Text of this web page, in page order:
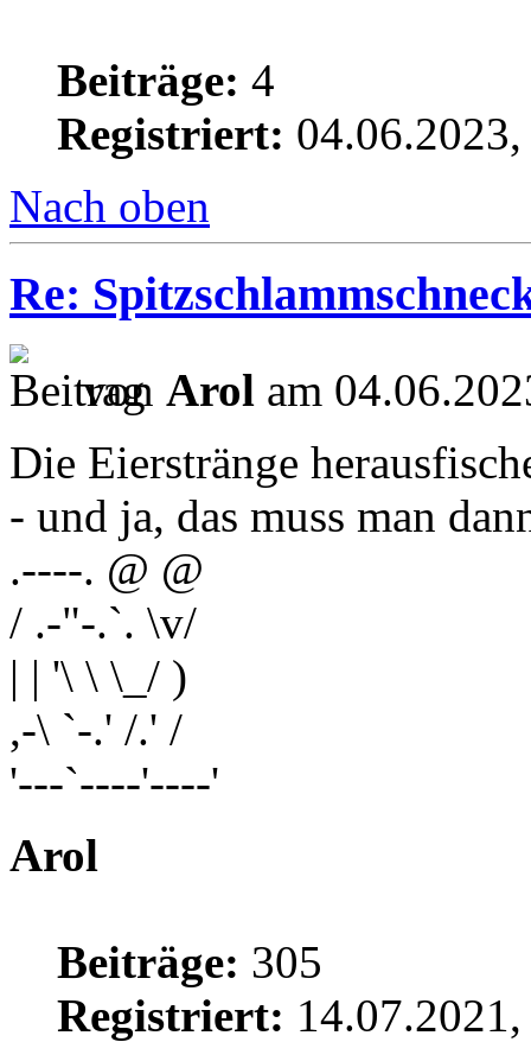
Beiträge: 4
Registriert:
Nach oben
Re:
von Arol am
Die Eierstränge
- und ja, das muss man
.----. @ @
/ .-"-.`. \v/
| | '\ \ \_/ )
,-\ `-.' /.' /
'---`----'----'
Arol
Beiträge: 305
Registriert: